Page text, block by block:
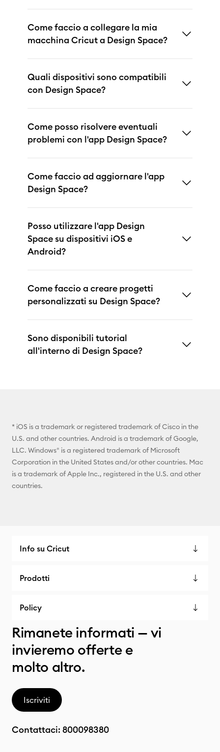
Come faccio a collegare la mia
macchina Cricut a Design Space?
Quali dispositivi sono compatibili
con Design Space?
Come posso risolvere eventuali
problemi con l'app Design Space?
Come faccio ad aggiornare l'app
Design Space?
Posso utilizzare l'app Design
Space su dispositivi iOS e
Android?
Come faccio a creare progetti
personalizzati su Design Space?
Sono disponibili tutorial
all'interno di Design Space?
* iOS is a trademark or registered trademark of Cisco in the
U.S. and other countries. Android is a trademark of Google,
LLC. Windows® is a registered trademark of Microsoft
Corporation in the United States and/or other countries. Mac
is a trademark of Apple Inc., registered in the U.S. and other
countries.
Info su Cricut
Prodotti
Policy
Rimanete informati — vi
invieremo offerte e
molto altro.
Iscriviti
Contattaci: 800098380